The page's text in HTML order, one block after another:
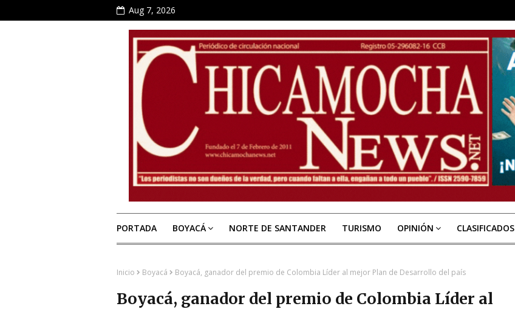
Aug 7, 2026
PORTADA BOYACÁ NORTE DE SANTANDER TURISMO OPINIÓN CLASIFICADOS
Inicio Boyacá Boyacá, ganador del premio de Colombia Líder al mejor Plan de Desarrollo del país
Boyacá, ganador del premio de Colombia Líder al